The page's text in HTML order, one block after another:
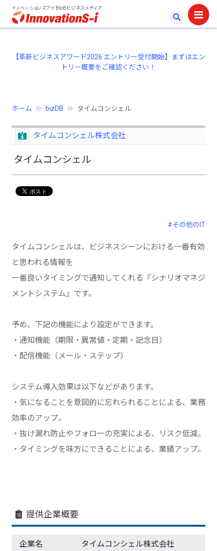
イノベーションズアイ BtoBビジネスメディア
【革新ビジネスアワード2026 エントリー受付開始】まずはエン
トリー概要をご確認ください！
ホーム bizDB タイムコンシェル
タイムコンシェル株式会社
タイムコンシェル
#その他のIT
タイムコンシェルは、ビジネスシーンにおける一番有効
と思われる情報を
一番良いタイミングで通知してくれる『シナリオマネジ
メントシステム』です。
予め、下記の機能により設定ができます。
・通知機能（期限・異常値・定期・記念日）
・配信機能（メール・ステップ）
システム導入効果は以下などがあります。
・気になることを意図的に忘れられることによる、業務
効率のアップ。
・抜け漏れ防止やフォローの充実による、リスク低減。
・タイミングを味方にできることによる、業績アップ。
提供企業概要
企業名 タイムコンシェル株式会社